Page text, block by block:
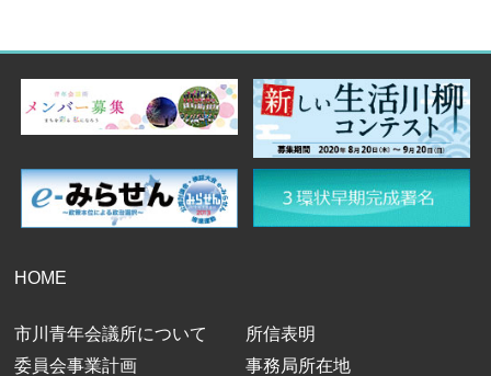
HOME
市川青年会議所について
所信表明
委員会事業計画
事務局所在地